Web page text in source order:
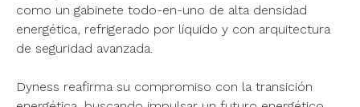
como un gabinete todo-en-uno de alta densidad
energética, refrigerado por líquido y con arquitectura
de seguridad avanzada.
Dyness reafirma su compromiso con la transición